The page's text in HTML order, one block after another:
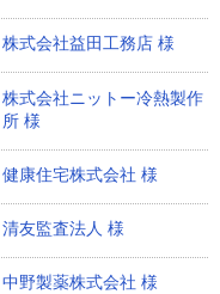
株式会社益田工務店 様
株式会社ニットー冷熱製作
所 様
健康住宅株式会社 様
清友監査法人 様
中野製薬株式会社 様